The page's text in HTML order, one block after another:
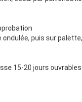
puis sur
15-20 jours